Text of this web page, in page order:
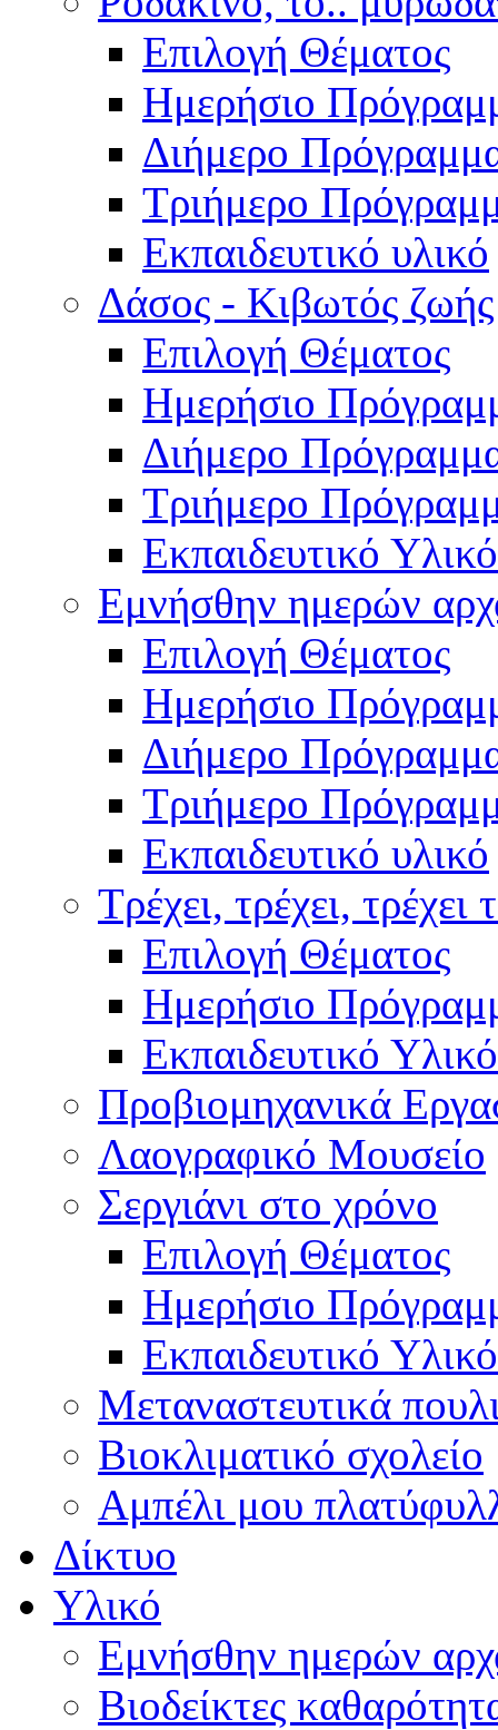
Επιλογή Θέματος
Ημερήσιο
Διήμερο
Τριήμερο
Εκπαιδευτικό υλικό
Δάσος - Κιβωτός ζωής
Επιλογή Θέματος
Ημερήσιο
Διήμερο
Τριήμερο
Εκπαιδευτικό Υλικό
Εμνήσθην ημερών
Επιλογή Θέματος
Ημερήσιο
Διήμερο
Τριήμερο
Εκπαιδευτικό υλικό
Τρέχει, τρέχει, τρέχει
Επιλογή Θέματος
Ημερήσιο
Εκπαιδευτικό Υλικό
Προβιομηχανικά
Λαογραφικό Μουσείο
Σεργιάνι στο χρόνο
Επιλογή Θέματος
Ημερήσιο
Εκπαιδευτικό Υλικό
Μεταναστευτικά
Βιοκλιματικό σχολείο
Αμπέλι μου
Δίκτυο
Υλικό
Εμνήσθην ημερών
Βιοδείκτες